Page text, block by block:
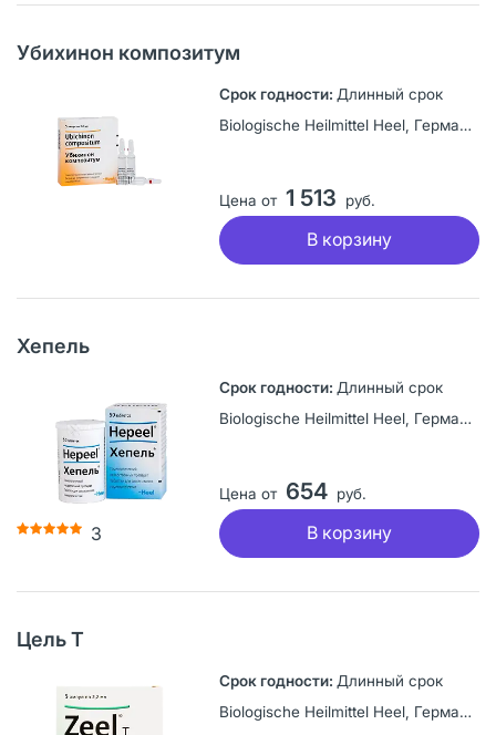
Убихинон композитум
Длинный срок
Biologische Heilmittel Heel, Германия
Цена от 1 513 руб.
В корзину
Хепель
3
Длинный срок
Biologische Heilmittel Heel, Германия
Цена от 654 руб.
В корзину
Цель Т
Длинный срок
Biologische Heilmittel Heel, Германия